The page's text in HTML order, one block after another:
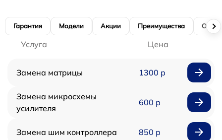
Гарантия Модели Акции Преимущества
Услуга Цена
Замена матрицы 1300 р
Замена микросхемы
усилителя
600 р
Замена шим контроллера 850 р